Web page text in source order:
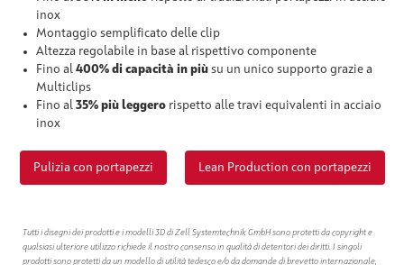
inox
Montaggio semplificato delle clip
Altezza regolabile in base al rispettivo componente
Fino al 400% di capacità in più su un unico supporto grazie a
Multiclips
Fino al 35% più leggero rispetto alle travi equivalenti in acciaio
inox
Pulizia con portapezzi Lean Production con portapezzi
Tutti i disegni dei prodotti e i modelli 3D di Zell Systemtechnik GmbH sono protetti da copyright e
qualsiasi ulteriore utilizzo richiede il nostro consenso in qualità di detentori dei diritti. I singoli
prodotti sono protetti da un modello di utilità tedesco e/o da domande di brevetto internazionale,